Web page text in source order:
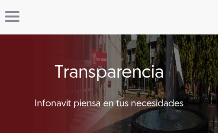
Transparencia
Infonavit piensa en tus necesidades